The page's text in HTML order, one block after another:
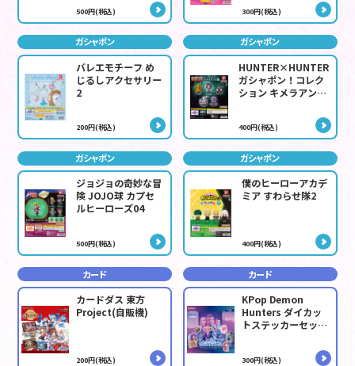
500円(税込) 300円(税込)
ガシャポン
バレエモチーフ め
じるしアクセサリー
2
200円(税込)
ガシャポン
HUNTER×HUNTER
ガシャポン！コレク
ション キメラアント
400円(税込)
ガシャポン
ジョジョの奇妙な冒
険 JOJO球 カプセ
ルヒーローズ04
500円(税込)
ガシャポン
僕のヒーローアカデ
ミア すわらせ隊2
400円(税込)
カード
カードダス 東方
Project(自販機)
200円(税込)
カード
KPop Demon
Hunters ダイカッ
トステッカーセット
300円(税込)